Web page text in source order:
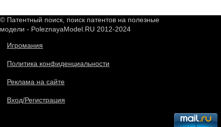
© Патентный поиск, поиск патентов на полезные
модели - PoleznayaModel.RU 2012-2024
Игромания
Политика конфиденциальности
Реклама на сайте
Вход/Регистрация